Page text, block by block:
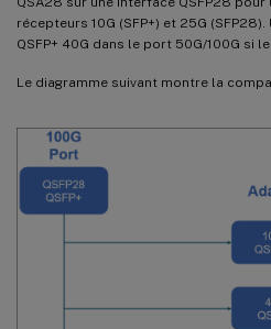
récepteurs 10G (SFP+) et 25G
QSFP+ 40G dans le port 50G/100G si
Le diagramme suivant montre la